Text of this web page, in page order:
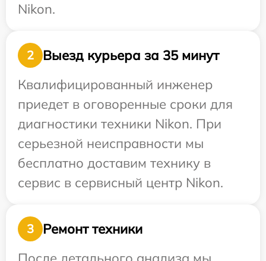
Nikon.
2
Выезд курьера за 35 минут
Квалифицированный инженер
приедет в оговоренные сроки для
диагностики техники Nikon. При
серьезной неисправности мы
бесплатно доставим технику в
сервис в сервисный центр Nikon.
3
Ремонт техники